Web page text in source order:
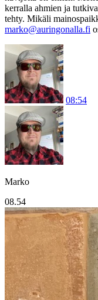
kerralla ahmien ja
tehty. Mikäli
marko@auringonalla.fi
08:54
Marko
08.54